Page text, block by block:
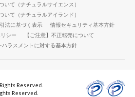
いて（ナチュラルサイエンス）
いて（ナチュラルアイランド）
法に基づく表示
情報セキュリティ基本方針
シー
【ご注意】不正転売について
ハラスメントに対する基本方針
Reserved.
Reserved.